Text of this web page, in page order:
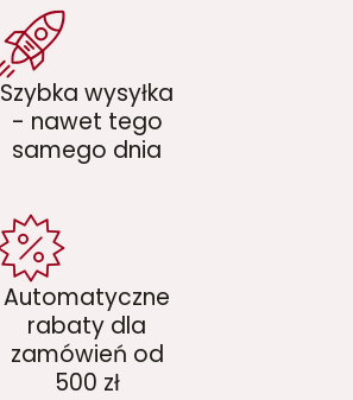
Szybka wysyłka
- nawet tego
samego dnia
Automatyczne
rabaty dla
zamówień od
500 zł